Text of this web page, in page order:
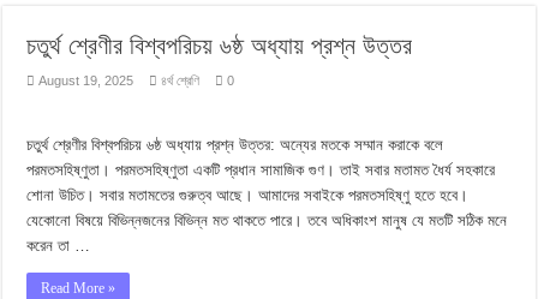
চতুর্থ শ্রেণীর বিশ্বপরিচয় ৬ষ্ঠ অধ্যায় প্রশ্ন উত্তর
August 19, 2025 ৪র্থ শ্রেণি 0
চতুর্থ শ্রেণীর বিশ্বপরিচয় ৬ষ্ঠ অধ্যায় প্রশ্ন উত্তর: অন্যের মতকে সম্মান করাকে বলে
পরমতসহিষ্ণুতা। পরমতসহিষ্ণুতা একটি প্রধান সামাজিক গুণ। তাই সবার মতামত ধৈর্য সহকারে
শোনা উচিত। সবার মতামতের গুরুত্ব আছে। আমাদের সবাইকে পরমতসহিষ্ণু হতে হবে।
যেকোনো বিষয়ে বিভিন্নজনের বিভিন্ন মত থাকতে পারে। তবে অধিকাংশ মানুষ যে মতটি সঠিক মনে
করেন তা …
Read More »